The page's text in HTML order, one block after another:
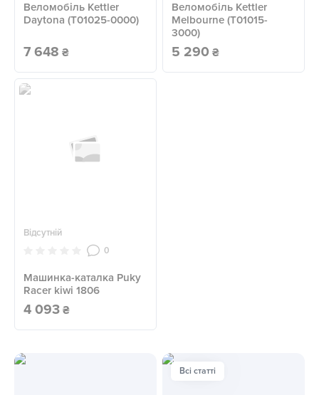
Веломобіль Kettler
Daytona (T01025-0000)
7 648 ₴
Веломобіль Kettler
Melbourne (T01015-
3000)
5 290 ₴
Відсутній
0
Машинка-каталка Puky
Racer kiwi 1806
4 093 ₴
Всі статті